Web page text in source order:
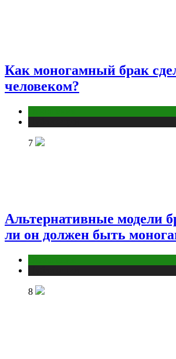
Как моногамный брак
человеком?
7
Альтернативные модели
ли он должен быть
8